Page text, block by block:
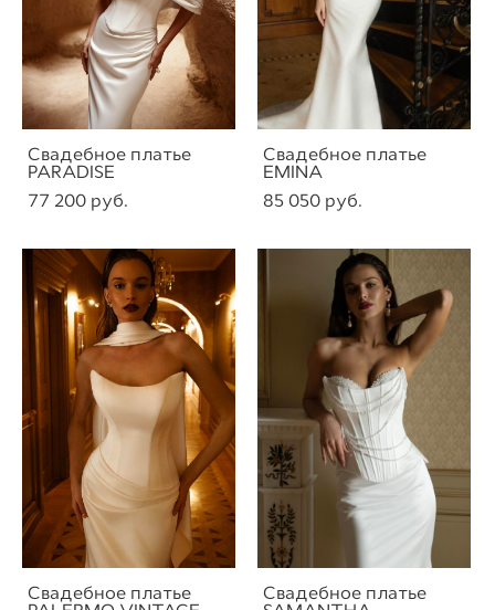
Свадебное платье
PARADISE
77 200 pуб.
Свадебное платье
EMINA
85 050 pуб.
Свадебное платье Свадебное платье